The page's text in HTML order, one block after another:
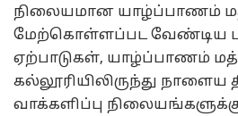
நிலையமான யாழ்ப்பாணம்
மேற்கொள்ளப்பட வேண்டிய
ஏற்பாடுகள், யாழ்ப்பாணம்
கல்லூரியிலிருந்து நாளைய
வாக்களிப்பு